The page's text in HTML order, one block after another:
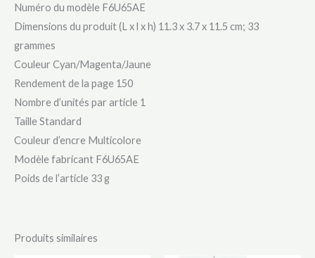
Numéro du modèle ‎F6U65AE
Dimensions du produit (L x l x h) ‎11.3 x 3.7 x 11.5 cm; 33
grammes
Couleur ‎Cyan/Magenta/Jaune
Rendement de la page 150
Nombre d’unités par article ‎1
Taille ‎Standard
Couleur d’encre ‎Multicolore
Modèle fabricant ‎F6U65AE
Poids de l’article ‎33 g
Produits similaires